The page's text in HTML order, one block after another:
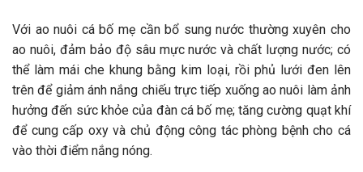
Với ao nuôi cá bố mẹ cần bổ sung nước thường xuyên cho
ao nuôi, đảm bảo độ sâu mực nước và chất lượng nước; có
thể làm mái che khung bằng kim loại, rồi phủ lưới đen lên
trên để giảm ánh nắng chiếu trực tiếp xuống ao nuôi làm ảnh
hưởng đến sức khỏe của đàn cá bố mẹ; tăng cường quạt khí
để cung cấp oxy và chủ động công tác phòng bệnh cho cá
vào thời điểm nắng nóng.